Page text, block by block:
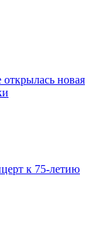
новая
к 75-летию